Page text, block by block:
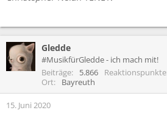
Gledde
#MusikfürGledde - ich mach mit!
Beiträge
5.866 Reaktionspunkte
Ort
Bayreuth
15. Juni 2020